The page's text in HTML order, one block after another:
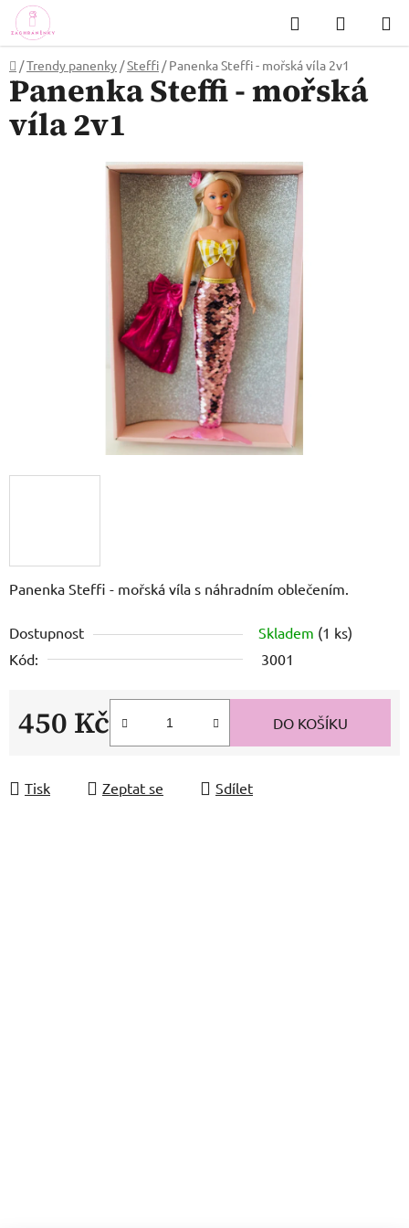
Přejít
na
obsah
Hledat
KOŠÍK
Domů
/Trendy panenky /Steffi / Panenka Steffi - mořská víla 2v1
Panenka Steffi - mořská víla s náhradním oblečením.
Dostupnost Skladem (1 ks)
Kód:
3001
450 Kč DO KOŠÍKU
Tisk Zeptat se Sdílet
Panenka Steffi - mořská
víla 2v1